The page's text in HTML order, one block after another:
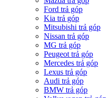
Ford trả góp
Kia trả góp
Mitsubishi trả góp
Nissan trả góp
MG trả góp
Peugeot trả góp
Mercedes trả góp
Lexus trả góp
Audi trả góp
BMW trả góp